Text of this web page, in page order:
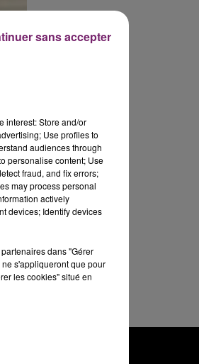
interest: Store and/or
Use profiles to
audiences through
personalise content; Use
fraud, and fix errors;
may process personal
actively
devices; Identify devices
dans "Gérer
s'appliqueront que pour
les cookies" situé en
sans accepter